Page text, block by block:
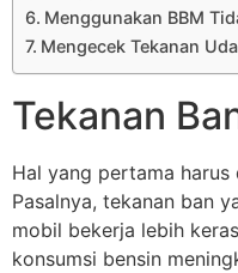
Menggunakan BBM
Mengecek Tekanan
Tekanan
Hal yang pertama
Pasalnya, tekanan ban
mobil bekerja lebih
konsumsi bensin